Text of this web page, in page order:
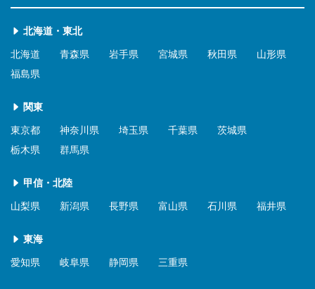
北海道・東北
北海道 青森県 岩手県 宮城県 秋田県
山形県
福島県
関東
東京都 神奈川県 埼玉県 千葉県
茨城県
栃木県
群馬県
甲信・北陸
山梨県 新潟県 長野県 富山県 石川県 福井県
東海
愛知県 岐阜県 静岡県 三重県